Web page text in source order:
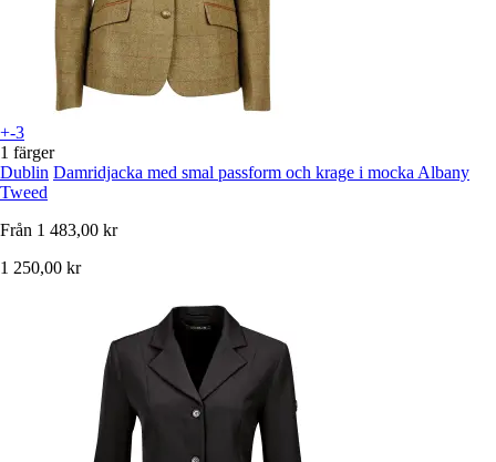
+-3
1 färger
Dublin Damridjacka med smal passform och krage i mocka Albany
Tweed
Från 1 483,00 kr
1 250,00 kr